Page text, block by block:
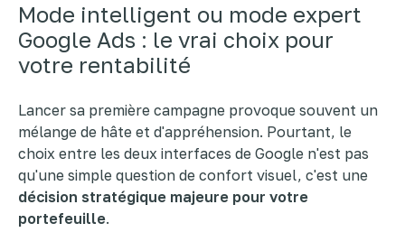
Mode intelligent ou mode expert
Google Ads : le vrai choix pour
votre rentabilité
Lancer sa première campagne provoque souvent un
mélange de hâte et d'appréhension. Pourtant, le
choix entre les deux interfaces de Google n'est pas
qu'une simple question de confort visuel, c'est une
décision stratégique majeure pour votre
portefeuille.